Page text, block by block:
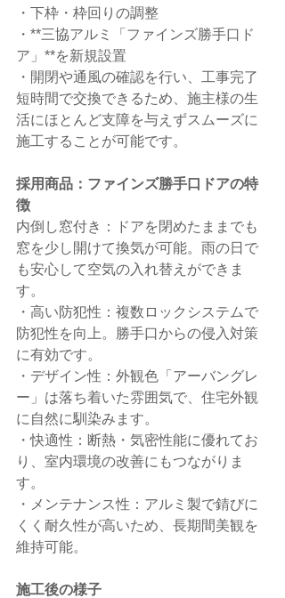
・下枠・枠回りの調整
・**三協アルミ「ファインズ勝手口ド
ア」**を新規設置
・開閉や通風の確認を行い、工事完了
短時間で交換できるため、施主様の生
活にほとんど支障を与えずスムーズに
施工することが可能です。
採用商品：ファインズ勝手口ドアの特
徴
内倒し窓付き：ドアを閉めたままでも
窓を少し開けて換気が可能。雨の日で
も安心して空気の入れ替えができま
す。
・高い防犯性：複数ロックシステムで
防犯性を向上。勝手口からの侵入対策
に有効です。
・デザイン性：外観色「アーバングレ
ー」は落ち着いた雰囲気で、住宅外観
に自然に馴染みます。
・快適性：断熱・気密性能に優れてお
り、室内環境の改善にもつながりま
す。
・メンテナンス性：アルミ製で錆びに
くく耐久性が高いため、長期間美観を
維持可能。
施工後の様子